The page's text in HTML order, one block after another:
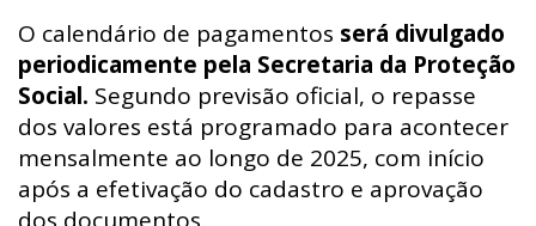
O calendário de pagamentos será divulgado
periodicamente pela Secretaria da Proteção
Social. Segundo previsão oficial, o repasse
dos valores está programado para acontecer
mensalmente ao longo de 2025, com início
após a efetivação do cadastro e aprovação